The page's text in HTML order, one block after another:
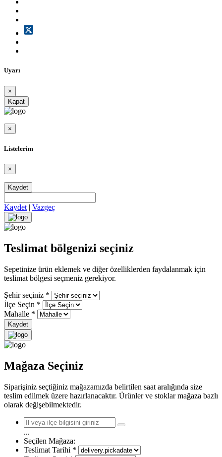
Uyarı
×
Kapat
×
Listelerim
×
Kaydet
Kaydet | Vazgeç
Teslimat bölgenizi seçiniz
Sepetinize ürün eklemek ve diğer özelliklerden faydalanmak için
teslimat bölgesi seçmeniz gerekiyor.
Şehir seçiniz *
İlçe Seçin *
Mahalle *
Kaydet
Mağaza Seçiniz
Siparişiniz seçtiğiniz mağazamızda belirtilen saat aralığında size
teslim edilmek üzere hazırlanacaktır. Ürünler ve stoklar mağaza bazlı
olarak değişebilmektedir.
...
Seçilen Mağaza:
Teslimat Tarihi *